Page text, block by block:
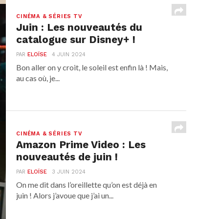
CINÉMA & SÉRIES TV
Juin : Les nouveautés du
catalogue sur Disney+ !
PARELOÏSE 4 JUIN 2024
Bon aller on y croit, le soleil est enfin là ! Mais,
au cas où, je...
CINÉMA & SÉRIES TV
Amazon Prime Video : Les
nouveautés de juin !
PARELOÏSE 3 JUIN 2024
On me dit dans l’oreillette qu’on est déjà en
juin ! Alors j’avoue que j’ai un...